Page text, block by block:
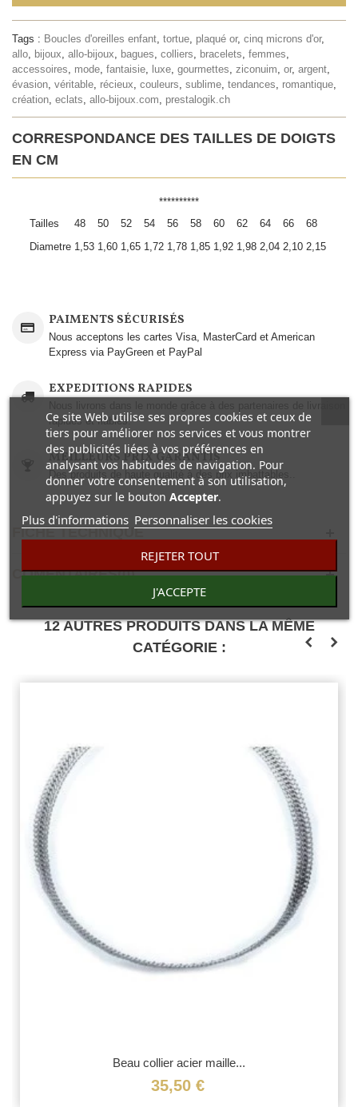
Tags : Boucles d'oreilles enfant, tortue, plaqué or, cinq microns d'or,
allo, bijoux, allo-bijoux, bagues, colliers, bracelets, femmes,
accessoires, mode, fantaisie, luxe, gourmettes, ziconuim, or, argent,
évasion, véritable, récieux, couleurs, sublime, tendances, romantique,
création, eclats, allo-bijoux.com, prestalogik.ch
CORRESPONDANCE DES TAILLES DE DOIGTS
EN CM
**********
Tailles
48 50 52 54 56 58 60 62 64 66
68
Diametre 1,53 1,60 1,65 1,72 1,78 1,85 1,92 1,98 2,04 2,10 2,15
PAIMENTS SÉCURISÉS
Nous acceptons les cartes Visa, MasterCard et American
Express via PayGreen et PayPal
EXPEDITIONS RAPIDES
rapides et fiables.
MEILLEURS PRIX GARANTIS
Des produits de haute qualité à des prix imbattables..
FICHE TECHNIQUE
COMENTAIRES(0)
12 AUTRES PRODUITS DANS LA MÊME
CATÉGORIE :
Beau collier acier maille...
35,50 €
Ce site Web utilise ses propres cookies et ceux de
tiers pour améliorer nos services et vous montrer
des publicités liées à vos préférences en
analysant vos habitudes de navigation. Pour
donner votre consentement à son utilisation,
appuyez sur le bouton Accepter.
Plus d'informations Personnaliser les cookies
REJETER TOUT
J'ACCEPTE